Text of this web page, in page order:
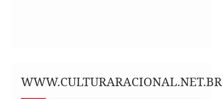
WWW.CULTURARACIONAL.NET.BR